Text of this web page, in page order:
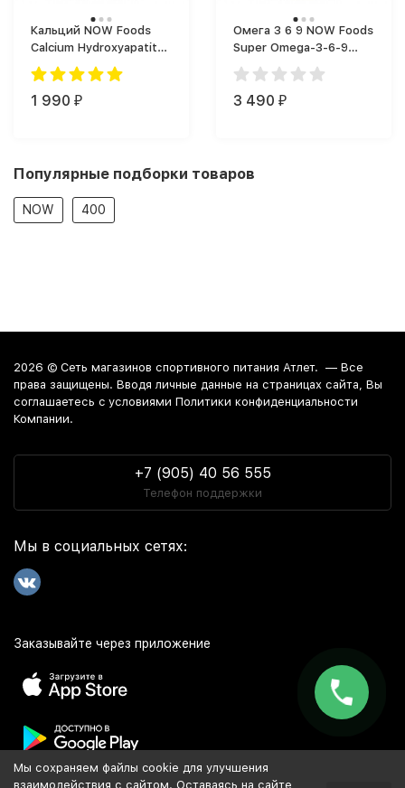
Кальций NOW Foods
Calcium Hydroxyapatite
(120 капс.)
1 990 ₽
Омега 3 6 9 NOW Foods
Super Omega-3-6-9
(180 капс.)
3 490 ₽
Популярные подборки товаров
NOW 400
2026 © Сеть магазинов спортивного питания Атлет. — Все
права защищены. Вводя личные данные на страницах сайта, Вы
соглашаетесь c условиями Политики конфиденциальности
Компании.
+7 (905) 40 56 555
Телефон поддержки
Мы в социальных сетях:
Заказывайте через приложение
Популярное
Мы сохраняем файлы cookie для улучшения
взаимодействия с сайтом. Оставаясь на сайте,